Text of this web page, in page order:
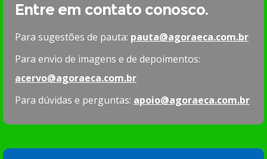
Entre em contato conosco.
Para sugestões de pauta: pauta@agoraeca.com.br
Para envio de imagens e de depoimentos:
acervo@agoraeca.com.br
Para dúvidas e perguntas: apoio@agoraeca.com.br